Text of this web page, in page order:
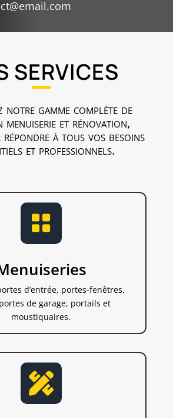
SERVICES
notre gamme complète de
menuiserie et rénovation,
à tous vos besoins
et professionnels.

d’entrée, portes-fenêtres,
de garage, portails et
moustiquaires.
